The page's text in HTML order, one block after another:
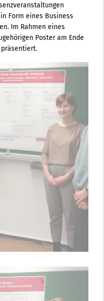
Form eines Business
Im Rahmen eines
Poster am Ende
präsentiert.